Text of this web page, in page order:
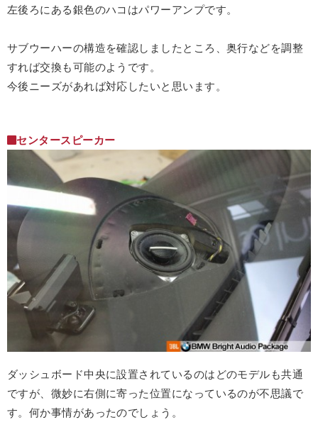
左後ろにある銀色のハコはパワーアンプです。
サブウーハーの構造を確認しましたところ、奥行などを調整
すれば交換も可能のようです。
今後ニーズがあれば対応したいと思います。
センタースピーカー
ダッシュボード中央に設置されているのはどのモデルも共通
ですが、微妙に右側に寄った位置になっているのが不思議で
す。何か事情があったのでしょう。